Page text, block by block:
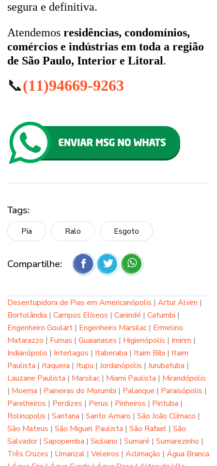
segura e definitiva.
Atendemos residências, condomínios,
comércios e indústrias em toda a região
de São Paulo, Interior e Litoral.
📞(11)94669-9263
Tags:
Pia Ralo Esgoto
Compartilhe:
Desentupidora de Pias em Americanópolis | Artur Alvim |
Bortolândia | Campos Elíseos | Canindé | Catumbi |
Engenheiro Goulart | Engenheiro Marsilac | Ermelino
Matarazzo | Furnas | Guaianases | Higienópolis | Imirim |
Indianópolis | Interlagos | Itaberaba | Itaim Bibi | Itaim
Paulista | Itaquera | Itupu | Jordanópolis | Jurubatuba |
Lauzane Paulista | Marsilac | Miami Paulista | Mirandópolis
| Moema | Paineiras do Morumbi | Palanque | Paraisópolis |
Parelheiros | Perdizes | Perus | Pinheiros | Pirituba |
Rolinopolis | Santana | Santo Amaro | São João Clímaco |
São Mateus | São Miguel Paulista | São Rafael | São
Salvador| Sapopemba | Siciliano | Sumaré | Sumarezinho |
Três Cruzes | Umarizal | Veleiros | Aclimação | Água Branca